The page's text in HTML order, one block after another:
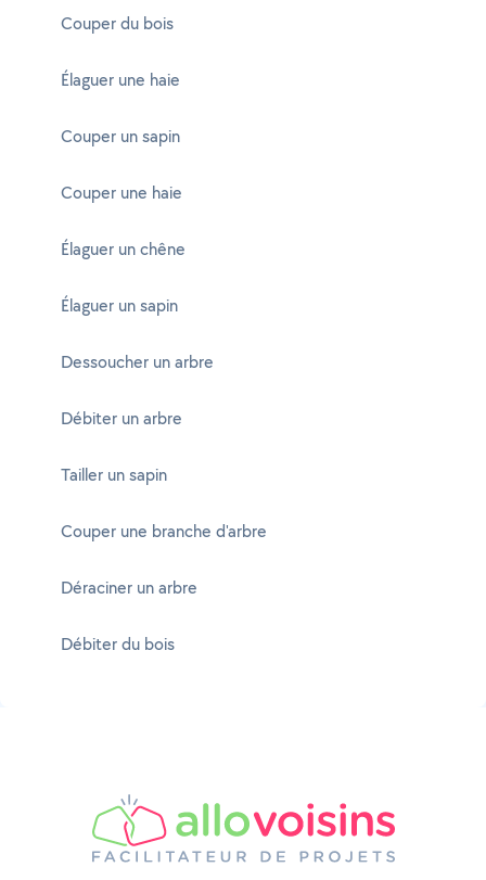
Couper du bois
Élaguer une haie
Couper un sapin
Couper une haie
Élaguer un chêne
Élaguer un sapin
Dessoucher un arbre
Débiter un arbre
Tailler un sapin
Couper une branche d'arbre
Déraciner un arbre
Débiter du bois